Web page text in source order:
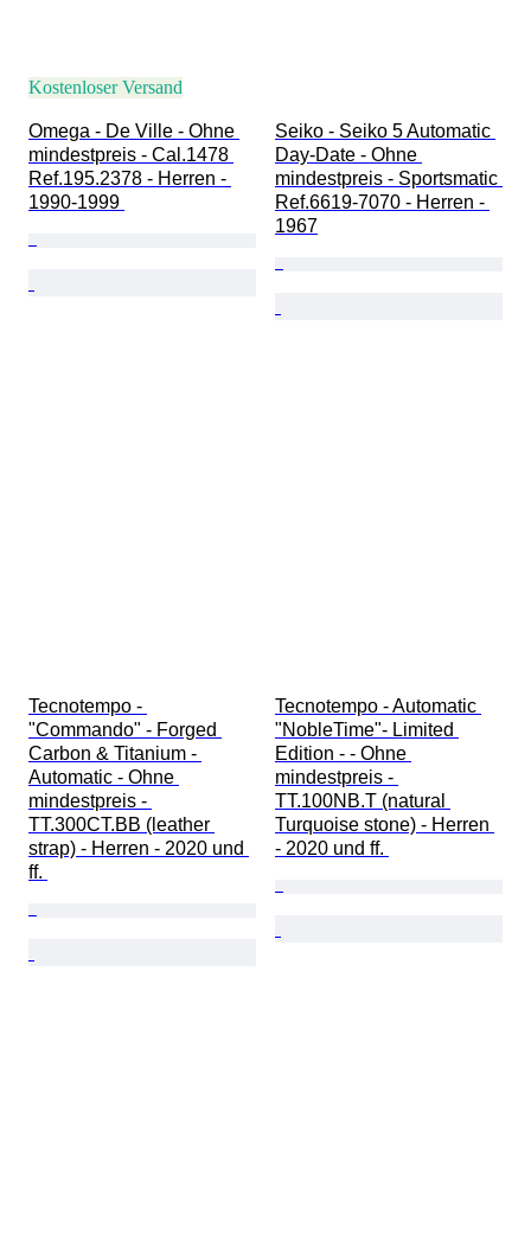
Kostenloser Versand
Omega - De Ville - Ohne
mindestpreis - Cal.1478
Ref.195.2378 - Herren -
1990-1999
Seiko - Seiko 5 Automatic
Day-Date - Ohne
mindestpreis - Sportsmatic
Ref.6619-7070 - Herren -
1967
Tecnotempo -
"Commando" - Forged
Carbon & Titanium -
Automatic - Ohne
mindestpreis -
TT.300CT.BB (leather
strap) - Herren - 2020 und
ff.
Tecnotempo - Automatic
"NobleTime"- Limited
Edition - - Ohne
mindestpreis -
TT.100NB.T (natural
Turquoise stone) - Herren
- 2020 und ff.